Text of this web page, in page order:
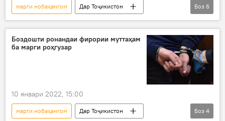
марги нобаҳангом
Дар Тоҷикистон
санад
Иҷтимоъ
адлия
даргузашт
издивоҷ
талоқ
Боз 6
Боздошти ронандаи фирории муттаҳам
ба марги роҳгузар
10 январи 2022, 15:00
марги нобаҳангом
Дар Тоҷикистон
Боз 4